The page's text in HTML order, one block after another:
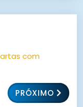
com
PRÓXIMO